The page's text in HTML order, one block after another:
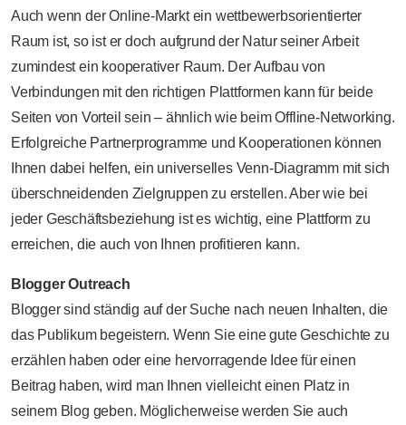
Auch wenn der Online-Markt ein wettbewerbsorientierter
Raum ist, so ist er doch aufgrund der Natur seiner Arbeit
zumindest ein kooperativer Raum. Der Aufbau von
Verbindungen mit den richtigen Plattformen kann für beide
Seiten von Vorteil sein – ähnlich wie beim Offline-Networking.
Erfolgreiche Partnerprogramme und Kooperationen können
Ihnen dabei helfen, ein universelles Venn-Diagramm mit sich
überschneidenden Zielgruppen zu erstellen. Aber wie bei
jeder Geschäftsbeziehung ist es wichtig, eine Plattform zu
erreichen, die auch von Ihnen profitieren kann.
Blogger Outreach
Blogger sind ständig auf der Suche nach neuen Inhalten, die
das Publikum begeistern. Wenn Sie eine gute Geschichte zu
erzählen haben oder eine hervorragende Idee für einen
Beitrag haben, wird man Ihnen vielleicht einen Platz in
seinem Blog geben. Möglicherweise werden Sie auch